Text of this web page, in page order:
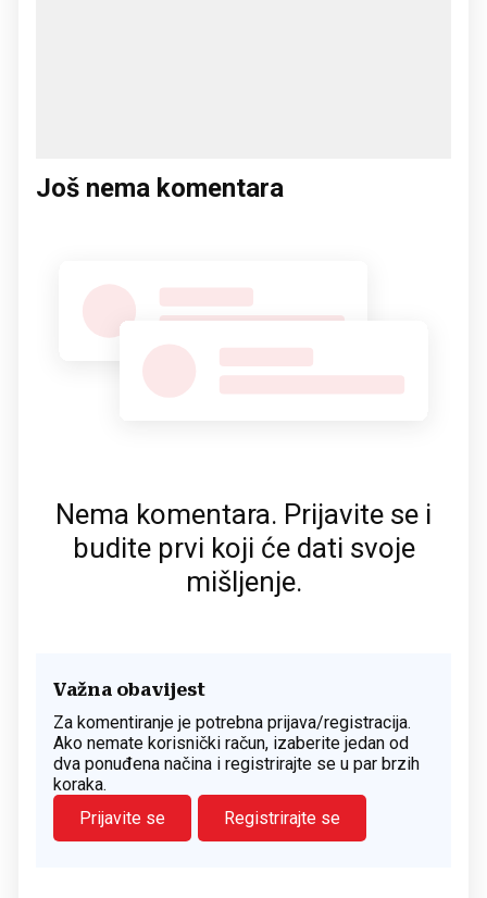
Još nema komentara
Nema komentara. Prijavite se i
budite prvi koji će dati svoje
mišljenje.
Važna obavijest
Za komentiranje je potrebna prijava/registracija.
Ako nemate korisnički račun, izaberite jedan od
dva ponuđena načina i registrirajte se u par brzih
koraka.
Prijavite se
Registrirajte se